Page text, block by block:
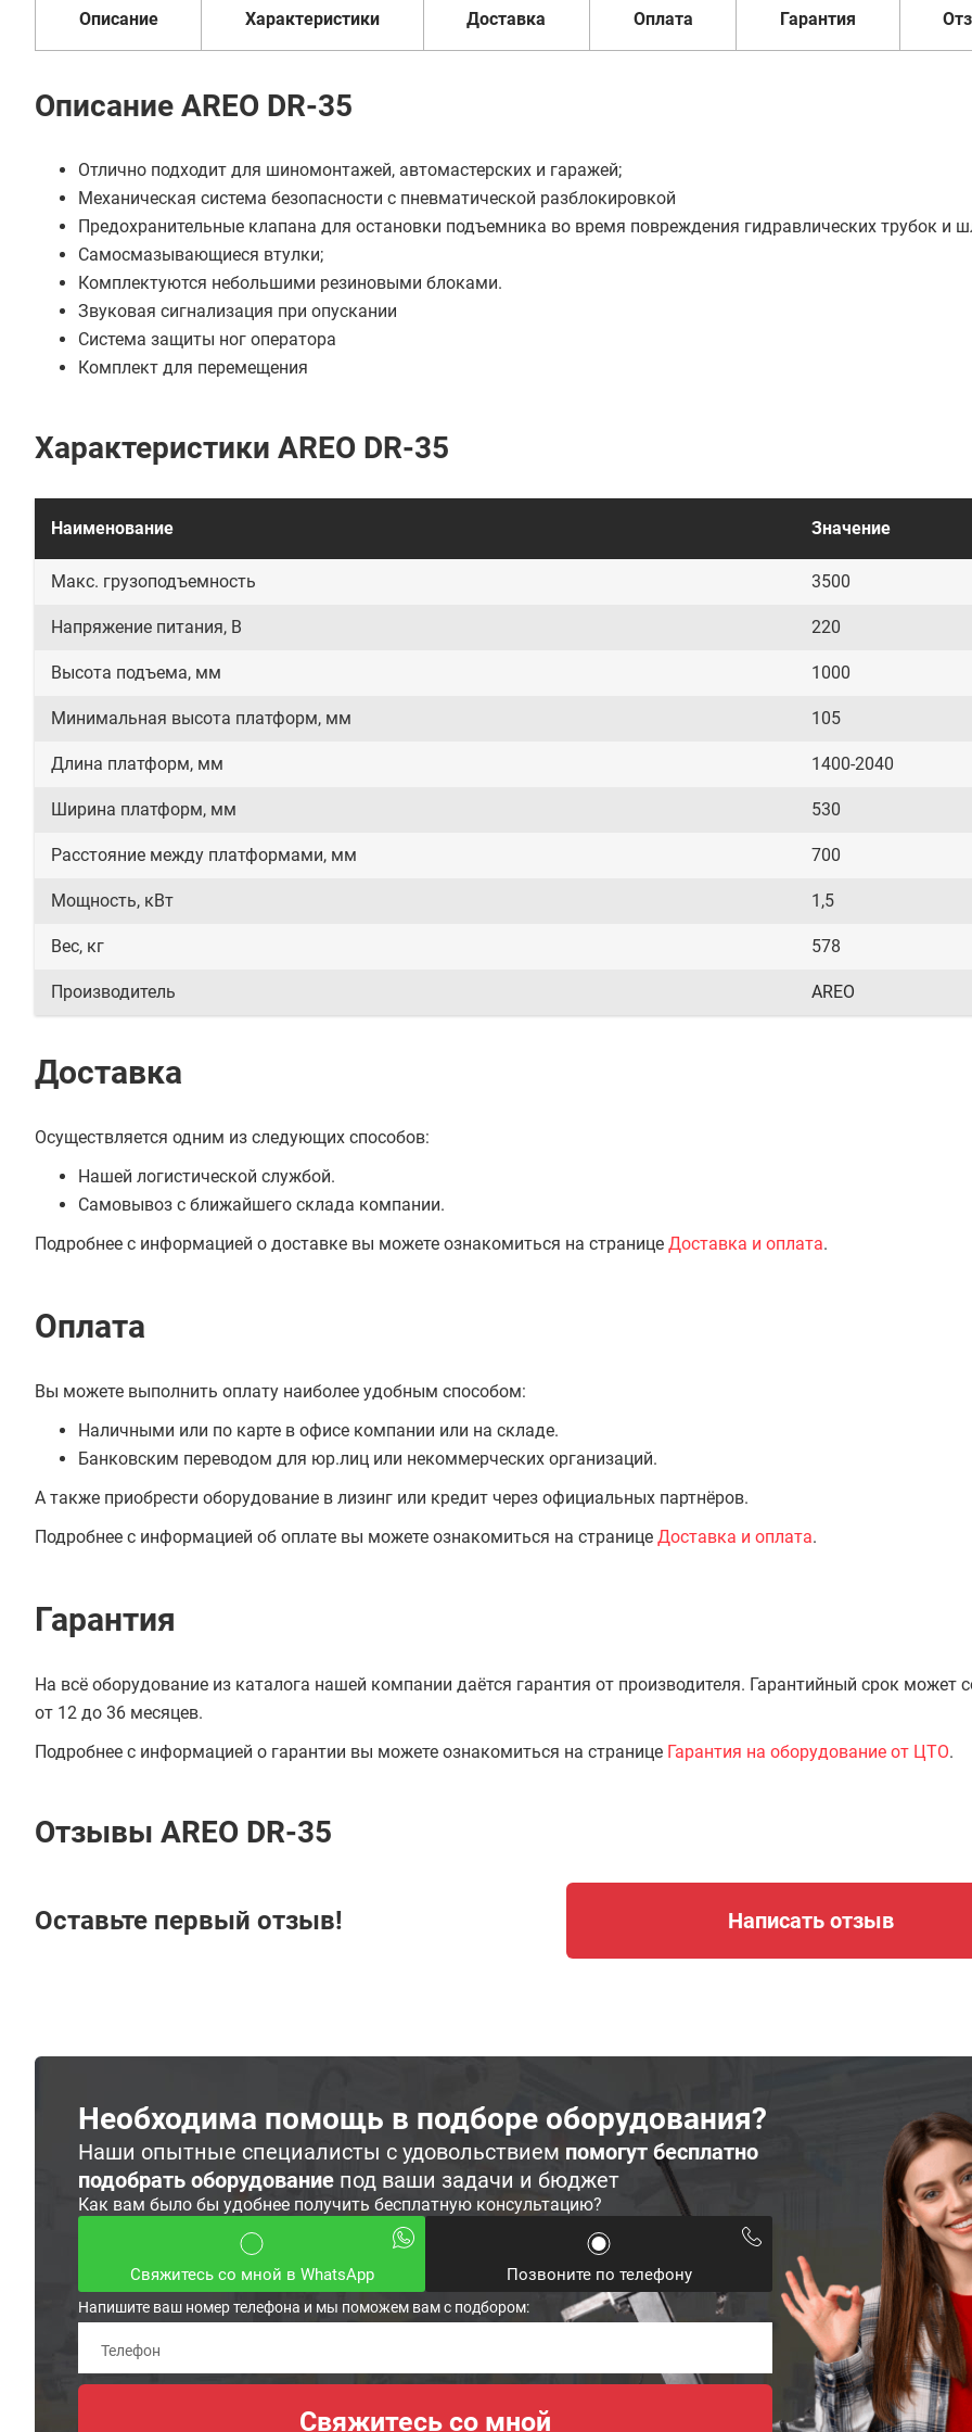
Купить в 1 клик
мес
Описание Характеристики Доставка Оплата Гарантия
Описание AREO DR-35
Отлично подходит для шиномонтажей, автомастерских и гаражей;
Механическая система безопасности с пневматической разблокировкой
Предохранительные клапана для остановки подъемника во время повреждения гидравлических трубок и
Самосмазывающиеся втулки;
Комплектуются небольшими резиновыми блоками.
Звуковая сигнализация при опускании
Система защиты ног оператора
Комплект для перемещения
Характеристики AREO DR-35
Наименование Значение
Макс. грузоподъемность 3500
Напряжение питания, В 220
Высота подъема, мм 1000
Минимальная высота платформ, мм 105
Длина платформ, мм 1400-2040
Ширина платформ, мм 530
Расстояние между платформами, мм 700
Мощность, кВт 1,5
Вес, кг 578
Производитель AREO
Доставка
Осуществляется одним из следующих способов:
Нашей логистической службой.
Самовывоз с ближайшего склада компании.
Подробнее с информацией о доставке вы можете ознакомиться на странице Доставка и оплата.
Оплата
Вы можете выполнить оплату наиболее удобным способом:
Наличными или по карте в офисе компании или на складе.
Банковским переводом для юр.лиц или некоммерческих организаций.
А также приобрести оборудование в лизинг или кредит через официальных партнёров.
Подробнее с информацией об оплате вы можете ознакомиться на странице Доставка и оплата.
Гарантия
На всё оборудование из каталога нашей компании даётся гарантия от производителя. Гарантийный срок может
от 12 до 36 месяцев.
Подробнее с информацией о гарантии вы можете ознакомиться на странице Гарантия на оборудование от ЦТО.
Отзывы AREO DR-35
Оставьте первый отзыв! Написать отзыв
Необходима помощь в подборе оборудования?
Наши опытные специалисты с удовольствием помогут бесплатно
подобрать оборудование под ваши задачи и бюджет
Как вам было бы удобнее получить бесплатную консультацию?
Свяжитесь со мной в WhatsApp Позвоните по телефону
Напишите ваш номер телефона и мы поможем вам с подбором: